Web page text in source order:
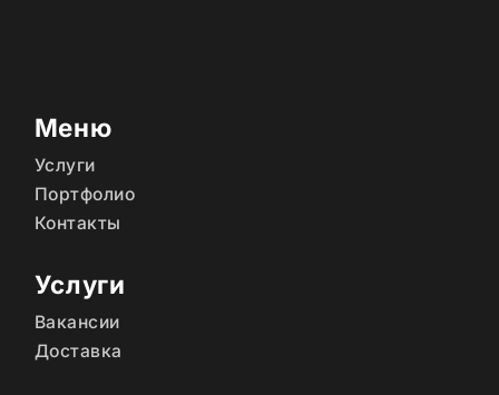
Меню
Услуги
Портфолио
Контакты
Услуги
Вакансии
Доставка